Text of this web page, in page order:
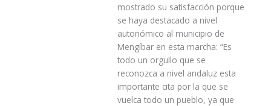
mostrado su satisfacción porque
se haya destacado a nivel
autonómico al municipio de
Mengíbar en esta marcha: “Es
todo un orgullo que se
reconozca a nivel andaluz esta
importante cita por la que se
vuelca todo un pueblo, ya que